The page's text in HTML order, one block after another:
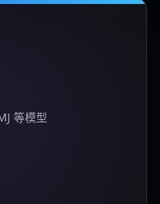
等模型